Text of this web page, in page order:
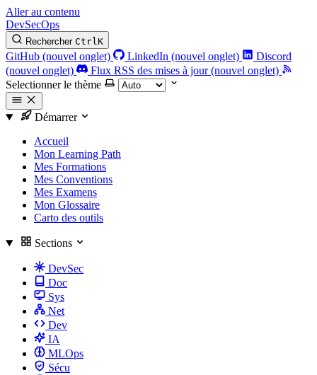
Aller au contenu
DevSecOps
Rechercher CtrlK
GitHub (nouvel onglet) LinkedIn (nouvel onglet)
Discord
(nouvel onglet)
Flux RSS des mises à jour (nouvel onglet)
Selectionner le thème
Démarrer
Accueil
Mon Learning Path
Mes Formations
Mes Conventions
Mes Examens
Mon Glossaire
Carto des outils
Sections
DevSec
Doc
Sys
Net
Dev
IA
MLOps
Sécu